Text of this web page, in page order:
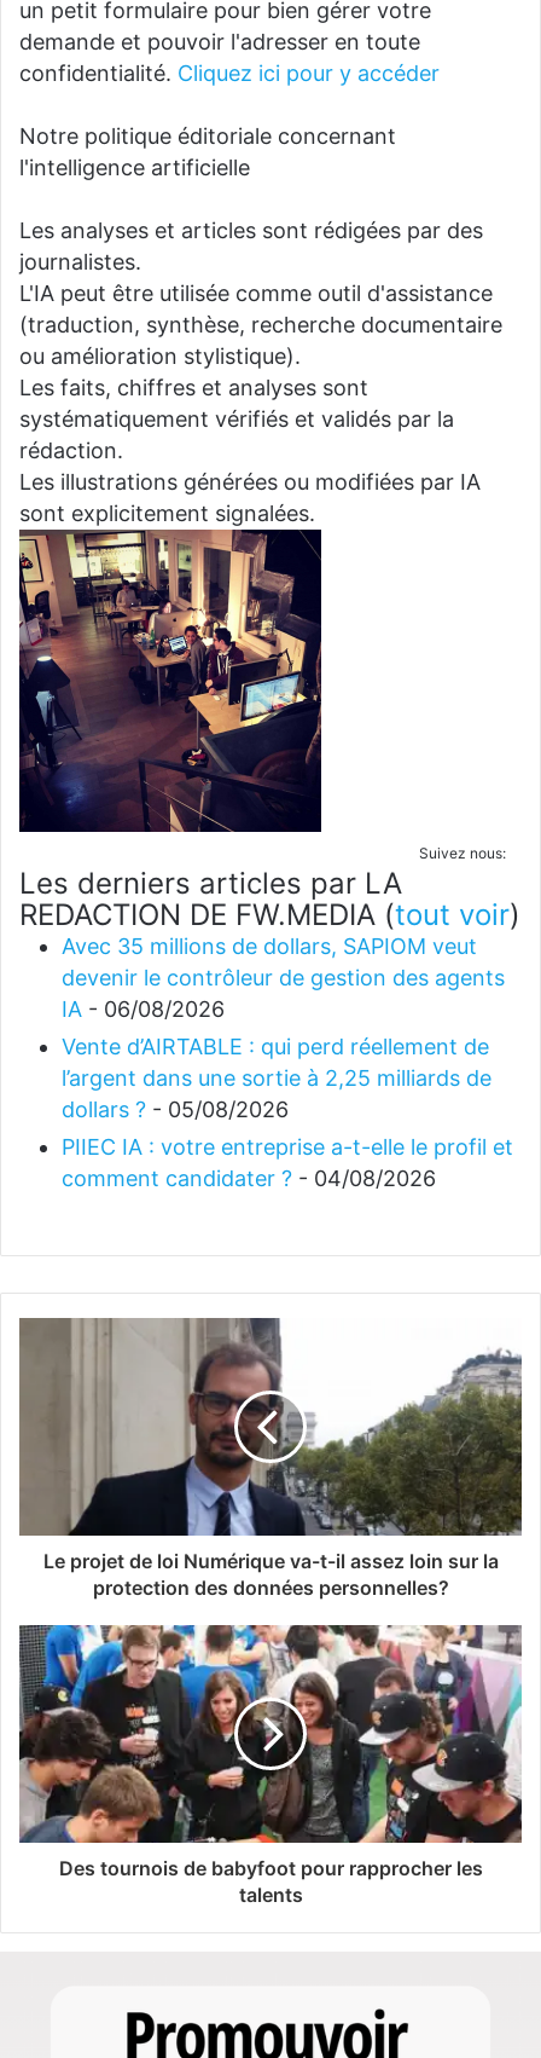
un petit formulaire pour bien gérer votre
demande et pouvoir l'adresser en toute
confidentialité. Cliquez ici pour y accéder
Notre politique éditoriale concernant
l'intelligence artificielle
Les analyses et articles sont rédigées par des
journalistes.
L'IA peut être utilisée comme outil d'assistance
(traduction, synthèse, recherche documentaire
ou amélioration stylistique).
Les faits, chiffres et analyses sont
systématiquement vérifiés et validés par la
rédaction.
Les illustrations générées ou modifiées par IA
sont explicitement signalées.
Suivez nous:
Les derniers articles par LA
REDACTION DE FW.MEDIA (tout voir)
Avec 35 millions de dollars, SAPIOM veut
devenir le contrôleur de gestion des agents
IA - 06/08/2026
Vente d’AIRTABLE : qui perd réellement de
l’argent dans une sortie à 2,25 milliards de
dollars ? - 05/08/2026
PIIEC IA : votre entreprise a-t-elle le profil et
comment candidater ? - 04/08/2026
Le projet de loi Numérique va-t-il assez loin sur la
protection des données personnelles?
Des tournois de babyfoot pour rapprocher les
talents